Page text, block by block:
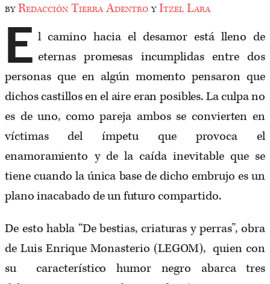
byRedacción Tierra AdentroyItzel Lara
E l camino hacia el desamor está lleno de
eternas promesas incumplidas entre dos
personas que en algún momento pensaron que
dichos castillos en el aire eran posibles. La culpa no
es de uno, como pareja ambos se convierten en
víctimas del ímpetu que provoca el
enamoramiento y de la caída inevitable que se
tiene cuando la única base de dicho embrujo es un
plano inacabado de un futuro compartido.
De esto habla “De bestias, criaturas y perras”, obra
de Luis Enrique Monasterio (LEGOM), quien con
su característico humor negro abarca tres